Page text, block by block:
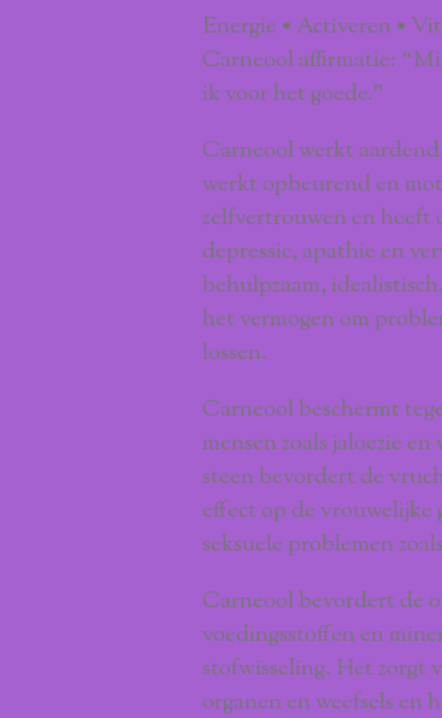
Energie • Activeren •
Carneool affirmatie:
ik voor het goede.”
Carneool werkt
werkt opbeurend en
zelfvertrouwen en heeft
depressie, apathie en
behulpzaam,
het vermogen om
lossen.
Carneool beschermt
mensen zoals jaloezie
steen bevordert de
effect op de vrouwelijke
seksuele problemen
Carneool bevordert de
voedingsstoffen en
stofwisseling. Het zorgt
organen en weefsels en